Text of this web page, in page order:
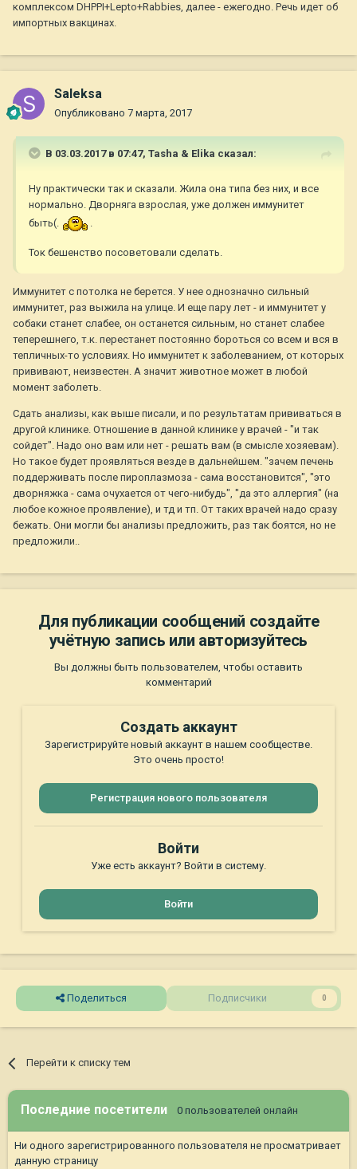
комплексом DHPPI+Lepto+Rabbies, далее - ежегодно. Речь идет об
импортных вакцинах.
Saleksa
Опубликовано 7 марта, 2017
В 03.03.2017 в 07:47, Tasha & Elika сказал:
Ну практически так и сказали. Жила она типа без них, и все
нормально. Дворняга взрослая, уже должен иммунитет
быть(.
.
Ток бешенство посоветовали сделать.
Иммунитет с потолка не берется. У нее однозначно сильный
иммунитет, раз выжила на улице. И еще пару лет - и иммунитет у
собаки станет слабее, он останется сильным, но станет слабее
теперешнего, т.к. перестанет постоянно бороться со всем и вся в
тепличных-то условиях. Но иммунитет к заболеванием, от которых
прививают, неизвестен. А значит животное может в любой
момент заболеть.
Сдать анализы, как выше писали, и по результатам прививаться в
другой клинике. Отношение в данной клинике у врачей - "и так
сойдет". Надо оно вам или нет - решать вам (в смысле хозяевам).
Но такое будет проявляться везде в дальнейшем. "зачем печень
поддерживать после пироплазмоза - сама восстановится", "это
дворняжка - сама очухается от чего-нибудь", "да это аллергия" (на
любое кожное проявление), и тд и тп. От таких врачей надо сразу
бежать. Они могли бы анализы предложить, раз так боятся, но не
предложили..
Для публикации сообщений создайте
учётную запись или авторизуйтесь
Вы должны быть пользователем, чтобы оставить
комментарий
Создать аккаунт
Зарегистрируйте новый аккаунт в нашем сообществе.
Это очень просто!
Регистрация нового пользователя
Войти
Уже есть аккаунт? Войти в систему.
Войти
Поделиться Подписчики 0
Перейти к списку тем
Последние посетители 0 пользователей онлайн
Ни одного зарегистрированного пользователя не просматривает
данную страницу